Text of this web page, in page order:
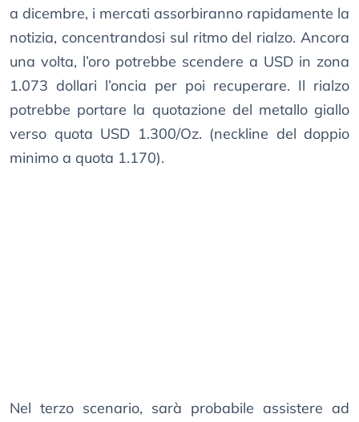
a dicembre, i mercati assorbiranno rapidamente la
notizia, concentrandosi sul ritmo del rialzo. Ancora
una volta, l’oro potrebbe scendere a USD in zona
1.073 dollari l’oncia per poi recuperare. Il rialzo
potrebbe portare la quotazione del metallo giallo
verso quota USD 1.300/Oz. (neckline del doppio
minimo a quota 1.170).
Nel terzo scenario, sarà probabile assistere ad